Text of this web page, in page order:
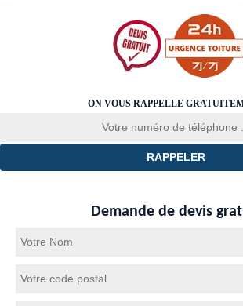
ON VOUS RAPPELLE
Demande de devis